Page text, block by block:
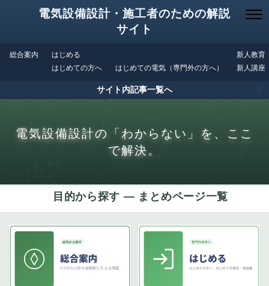
電気設備設計・施工者のための解説
サイト
総合案内
はじめる
はじめての方へ
はじめての電気（専門外の方へ）
新人教育
新人講座
サイト内記事一覧へ
電気設備設計の「わからない」を、ここ
で解決。